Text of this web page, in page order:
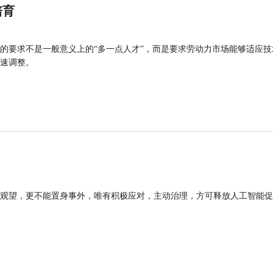
育
要求不是一般意义上的“多一点人才”，而是要求劳动力市场能够适应
调整。
望，更不能置身事外，唯有积极应对，主动治理，方可释放人工智能